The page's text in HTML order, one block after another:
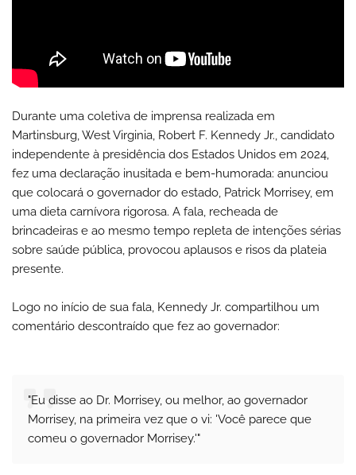
Durante uma coletiva de imprensa realizada em
Martinsburg, West Virginia, Robert F. Kennedy Jr., candidato
independente à presidência dos Estados Unidos em 2024,
fez uma declaração inusitada e bem-humorada: anunciou
que colocará o governador do estado, Patrick Morrisey, em
uma dieta carnívora rigorosa. A fala, recheada de
brincadeiras e ao mesmo tempo repleta de intenções sérias
sobre saúde pública, provocou aplausos e risos da plateia
presente.
Logo no início de sua fala, Kennedy Jr. compartilhou um
comentário descontraído que fez ao governador:
"Eu disse ao Dr. Morrisey, ou melhor, ao governador
Morrisey, na primeira vez que o vi: 'Você parece que
comeu o governador Morrisey.'"